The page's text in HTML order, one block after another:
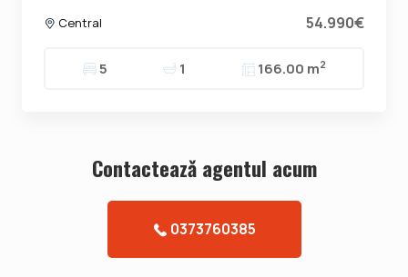
Central 54.990€
5 1 166.00 m2
Contacteazǎ agentul acum
0373760385